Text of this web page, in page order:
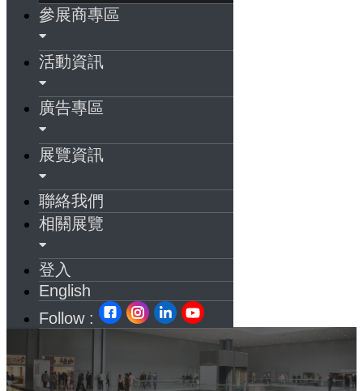
參展商專區
活動資訊
廣告專區
展覽資訊
聯絡我們
相關展覽
登入
English
Follow :